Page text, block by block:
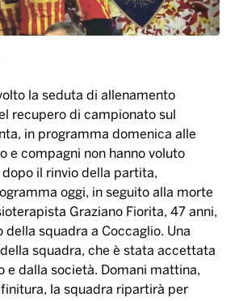
la seduta di allenamento
recupero di campionato sul
in programma domenica alle
e compagni non hanno voluto
il rinvio della partita,
oggi, in seguito alla morte
Graziano Fiorita, 47 anni,
della squadra a Coccaglio. Una
squadra, che è stata accettata
e dalla società. Domani mattina,
la squadra ripartirà per